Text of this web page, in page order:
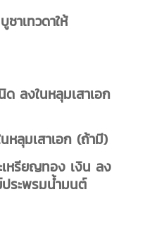
าเทวดาให้
ลงในหลุมเสาเอก
หลุมเสาเอก (ถ้ามี)
เหรียญทอง เงิน ลง
ระพรมน้ำมนต์